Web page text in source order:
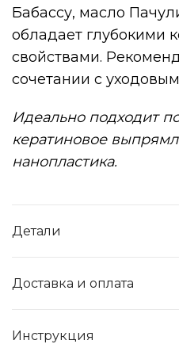
Бабассу, масло
обладает
свойствами.
сочетании с
Идеально подходит
кератиновое
нанопластика.
Детали
Доставка и оплата
Инструкция